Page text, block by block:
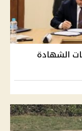
الشهادة